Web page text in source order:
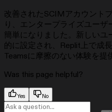
改善されたSCIMアカウント
り、エンタープライズユーザ
簡単になりました。新しい
的に設定され、Replit上で成
Teamsに摩擦のない体験を提
Was this page helpful?
Yes No